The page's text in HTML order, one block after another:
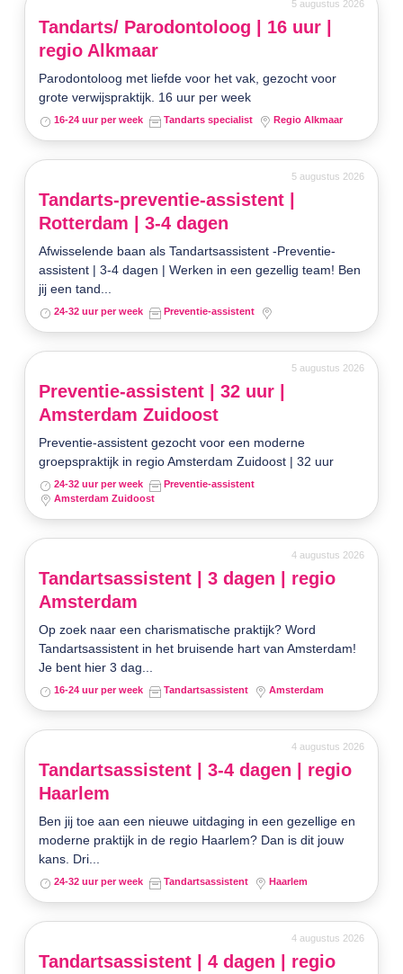
5 augustus 2026
Tandarts/ Parodontoloog | 16 uur |
regio Alkmaar
Parodontoloog met liefde voor het vak, gezocht voor
grote verwijspraktijk. 16 uur per week
16-24 uur per week Tandarts specialist Regio Alkmaar
5 augustus 2026
Tandarts-preventie-assistent |
Rotterdam | 3-4 dagen
Afwisselende baan als Tandartsassistent -Preventie-
assistent | 3-4 dagen | Werken in een gezellig team! Ben
jij een tand...
24-32 uur per week Preventie-assistent
5 augustus 2026
Preventie-assistent | 32 uur |
Amsterdam Zuidoost
Preventie-assistent gezocht voor een moderne
groepspraktijk in regio Amsterdam Zuidoost | 32 uur
24-32 uur per week
Preventie-assistent
Amsterdam Zuidoost
4 augustus 2026
Tandartsassistent | 3 dagen | regio
Amsterdam
Op zoek naar een charismatische praktijk? Word
Tandartsassistent in het bruisende hart van Amsterdam!
Je bent hier 3 dag...
16-24 uur per week Tandartsassistent Amsterdam
4 augustus 2026
Tandartsassistent | 3-4 dagen | regio
Haarlem
Ben jij toe aan een nieuwe uitdaging in een gezellige en
moderne praktijk in de regio Haarlem? Dan is dit jouw
kans. Dri...
24-32 uur per week Tandartsassistent Haarlem
4 augustus 2026
Tandartsassistent | 4 dagen | regio